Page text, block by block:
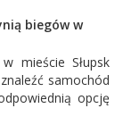
biegów w
mieście Słupsk
samochód
opcję